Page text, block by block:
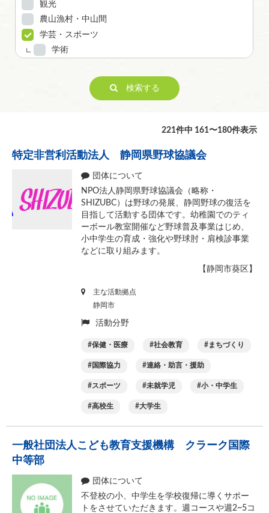
観光
農山漁村・中山間
学芸・スポーツ
学術
人権・平和
男女共同参画
子どもの健全育成
未就学児
小・中学生
検索する
221件中 161〜180件表示
特定非営利活動法人 静岡県野球協議会
団体について
NPO法人静岡県野球協議会（略称・
SHIZUBC）は野球の発展、静岡野球の復活を
目指して活動する団体です。幼稚園でのティ
ーボール教室開催など野球普及事業はじめ、
小中学生の育成・強化や野球肘・肩検診事業
などに取り組みます。
【静岡市葵区】
主な活動拠点
静岡市
活動分野
保健・医療 社会教育 まちづくり
国際協力 連絡・助言・援助
スポーツ 未就学児 小・中学生
高校生 大学生
一般社団法人こども教育支援機構 クラーク国際
中等部
団体について
不登校の小、中学生を学校復帰に導くサポー
トをさせていただきます。週コースや週2~5コ